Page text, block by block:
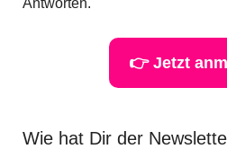
👉 Jetzt
Wie hat Dir der